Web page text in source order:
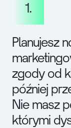
1.
Planujesz
zgody od
później
Nie masz
którymi